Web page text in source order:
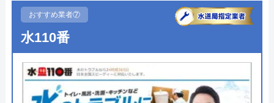
した。その後、連絡はありません。 儲かっ
てるんでしょう。
●受付時間 24時間365日いつでも対応。
●定休日
●出張見積もり
出張見積もり無料※作業がある場
合は出張費別途3,240円頂戴致しま
す
おすすめ業者⑦
水110番